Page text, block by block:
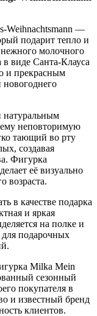
Weihnachtsmann —
подарит тепло и
молочного
в виде Санта-Клауса
и прекрасным
неповторимую
тающий во рту
создавая
Фигурка
её визуально
возраста.
в качестве подарка
и яркая
на полке и
для подарочных
Milka Mein
сезонный
покупателя в
и известный бренд
клиентов.